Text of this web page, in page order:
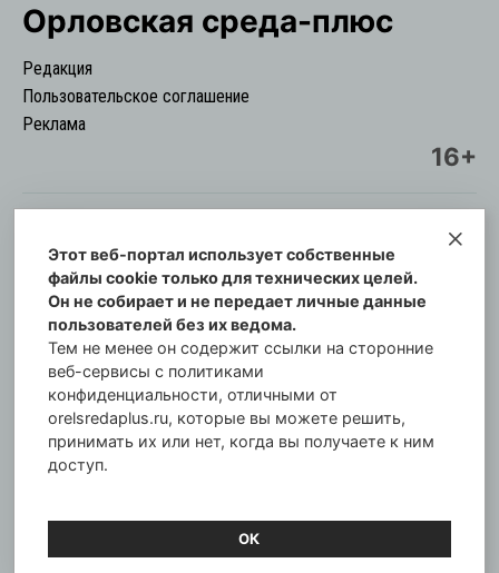
Орловская cреда-плюс
Редакция
Пользовательское соглашение
Реклама
16+
© Информационный городской портал
Орловская cреда-плюс, 2021-2026
Свидетельство о регистрации СМИ: ПИ №57-
00254 от 29 октября 2013 г.
Газета зарегистрирована Управлением
Федеральной службы по надзору в сфере связи,
информационных технологий и массовых
коммуникаций по Орловской области.
Главный редактор: Татьяна Филёва
Этот веб-портал использует собственные
файлы cookie только для технических целей.
Он не собирает и не передает личные данные
пользователей без их ведома.
Тем не менее он содержит ссылки на сторонние
веб-сервисы с политиками
конфиденциальности, отличными от
orelsredaplus.ru, которые вы можете решить,
принимать их или нет, когда вы получаете к ним
доступ.
ОК